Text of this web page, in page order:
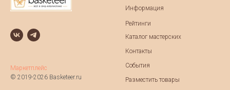
Маркетплейс
© 2019-2026 Basketeer.ru
Информация
Рейтинги
Каталог мастерских
Контакты
События
Разместить товары